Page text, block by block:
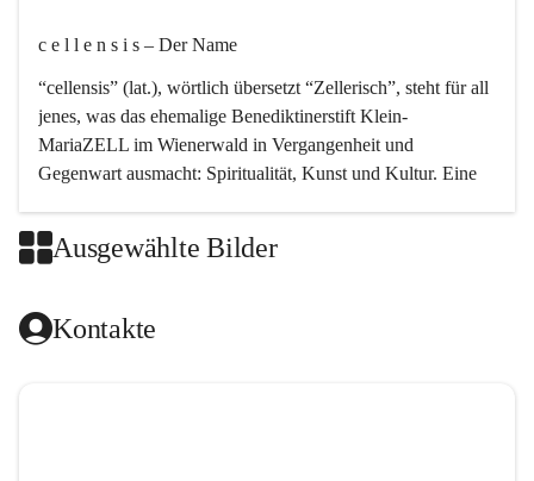
c e l l e n s i s – Der Name
“cellensis” (lat.), wörtlich übersetzt “Zellerisch”, steht für all
jenes, was das ehemalige Benediktinerstift Klein-
MariaZELL im Wienerwald in Vergangenheit und
Gegenwart ausmacht: Spiritualität, Kunst und Kultur. Eine
Kirchenmusik, dem kunstvollen Lob Gottes.
Das kirchenmusikalische Festival Cellensis wird seit dem
Ausgewählte Bilder
Kontakte